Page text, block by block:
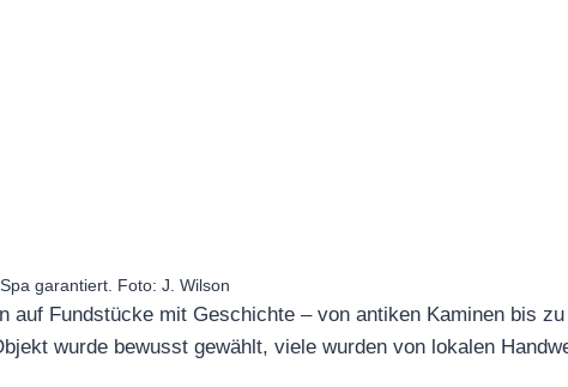
garantiert. Foto: J. Wilson
auf Fundstücke mit Geschichte – von antiken Kaminen bis
wurde bewusst gewählt, viele wurden von lokalen